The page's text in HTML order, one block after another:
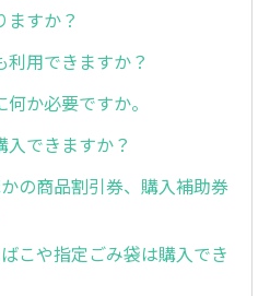
すか？
用できますか？
か必要ですか。
入できますか？
の商品割引券、購入補助券
こや指定ごみ袋は購入でき